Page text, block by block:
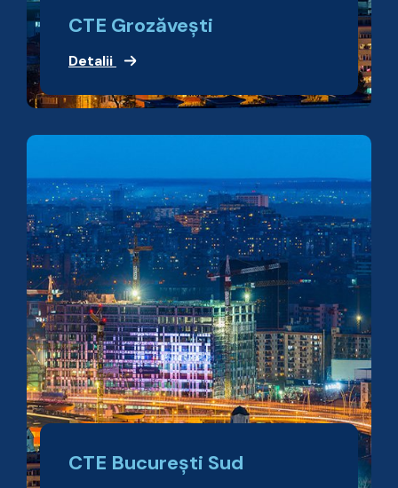
CTE Grozăveşti
Detalii
CTE Bucureşti Sud